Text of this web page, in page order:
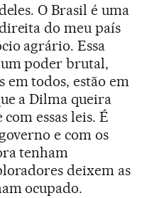
O Brasil é uma
do meu país
agrário. Essa
poder brutal,
todos, estão em
a Dilma queira
essas leis. É
e com os
tenham
deixem as
ocupado.